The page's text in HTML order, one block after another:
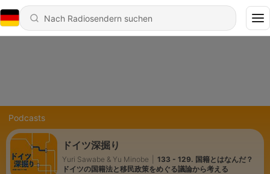
Podcasts
ドイツ深掘り
Yuri Sawabe & Yu Minobe
133 - 129. 国籍とはなんだ？
ドイツの国籍法と移民政策をめぐる議論から考える